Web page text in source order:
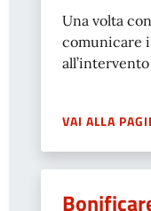
Una volta
comunicare
VAI ALLA